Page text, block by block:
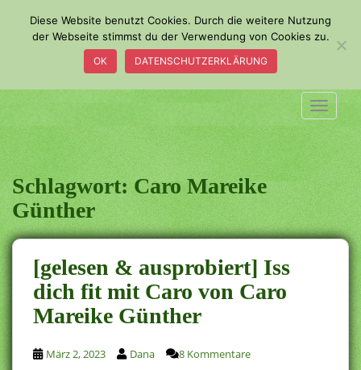
m
a
i
n
c
o
n
t
e
n
t
Schlagwort:Caro Mareike
Günther
[gelesen & ausprobiert] Iss
dich fit mit Caro von Caro
Mareike Günther
März 2, 2023 Dana 8 Kommentare
Diese Website benutzt Cookies. Durch die weitere Nutzung
der Webseite stimmst du der Verwendung von Cookies zu.
OK DATENSCHUTZERKLÄRUNG